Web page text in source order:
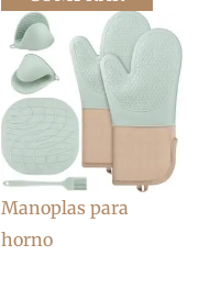
Manoplas para
horno